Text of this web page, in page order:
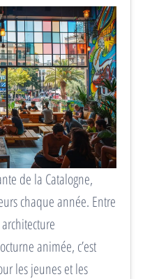
de la Catalogne,
chaque année. Entre
animée, c’est
les jeunes et les